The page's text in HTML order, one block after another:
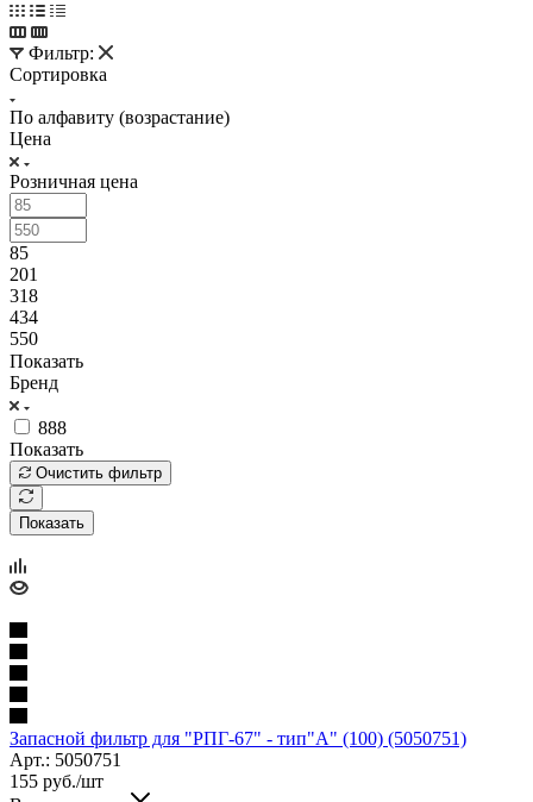
Фильтр:
Сортировка
По алфавиту (возрастание)
Цена
Розничная цена
85
201
318
434
550
Показать
Бренд
888
Показать
Очистить фильтр
Показать
Запасной фильтр для "РПГ-67" - тип"А" (100) (5050751)
Арт.: 5050751
155 руб./шт